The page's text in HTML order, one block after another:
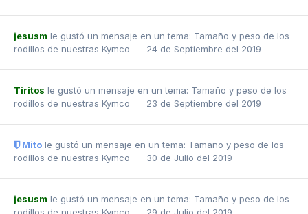
jesusm le gustó un mensaje en un tema: Tamaño y peso de los
rodillos de nuestras Kymco
24 de Septiembre del 2019
Tiritos le gustó un mensaje en un tema: Tamaño y peso de los
rodillos de nuestras Kymco
23 de Septiembre del 2019
Mito le gustó un mensaje en un tema: Tamaño y peso de los
rodillos de nuestras Kymco
30 de Julio del 2019
jesusm le gustó un mensaje en un tema: Tamaño y peso de los